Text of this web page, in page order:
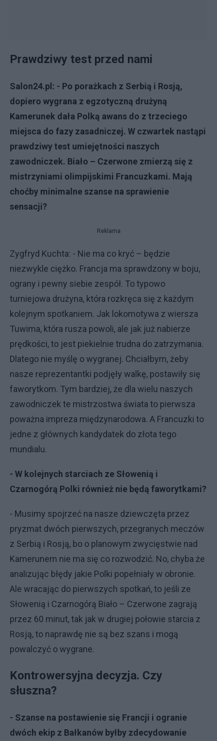
Prawdziwy test przed nami
Salon24.pl: - Po porażkach z Serbią i Rosją,
dopiero wygrana z egzotyczną drużyną
Kamerunek dała Polką awans do z trzeciego
miejsca do fazy zasadniczej. W czwartek nastąpi
prawdziwy test umiejętności naszych
zawodniczek. Biało – Czerwone zmierzą się z
mistrzyniami olimpijskimi Francuzkami. Mają
choćby minimalne szanse na sprawienie
sensacji?
Reklama
Zygfryd Kuchta: - Nie ma co kryć – będzie
niezwykle ciężko. Francja ma sprawdzony w boju,
ograny i pewny siebie zespół. To typowo
turniejowa drużyna, która rozkręca się z każdym
kolejnym spotkaniem. Jak lokomotywa z wiersza
Tuwima, która rusza powoli, ale jak już nabierze
prędkości, to jest piekielnie trudna do zatrzymania.
Dlatego nie myślę o wygranej. Chciałbym, żeby
nasze reprezentantki podjęły walkę, postawiły się
faworytkom. Tym bardziej, że dla wielu naszych
zawodniczek te mistrzostwa świata to pierwsza
poważna impreza międzynarodowa. A Francuzki to
jedne z głównych kandydatek do złota tego
mundialu.
- W kolejnych starciach ze Słowenią i
Czarnogórą Polki również nie będą faworytkami?
- Musimy spojrzeć na nasze dziewczęta przez
pryzmat dwóch pierwszych, przegranych meczów
z Serbią i Rosją, bo o planowym zwycięstwie nad
Kamerunem nie ma się co rozwodzić. No, chyba że
analizując błędy jakie Polki popełniały w obronie.
Ale wracając do pierwszych spotkań, to jeśli ze
Słowenią i Czarnogórą Biało – Czerwone zagrają
przez 60 minut, tak jak w drugiej połowie starcia z
Rosją, to naprawdę nie są bez szans i mogą
powalczyć o wygrane.
Kontrowersyjna decyzja. Czy
słuszna?
- Szanse na postawienie się Francji i ogranie
dwóch ekip z Bałkanów byłby zdecydowanie